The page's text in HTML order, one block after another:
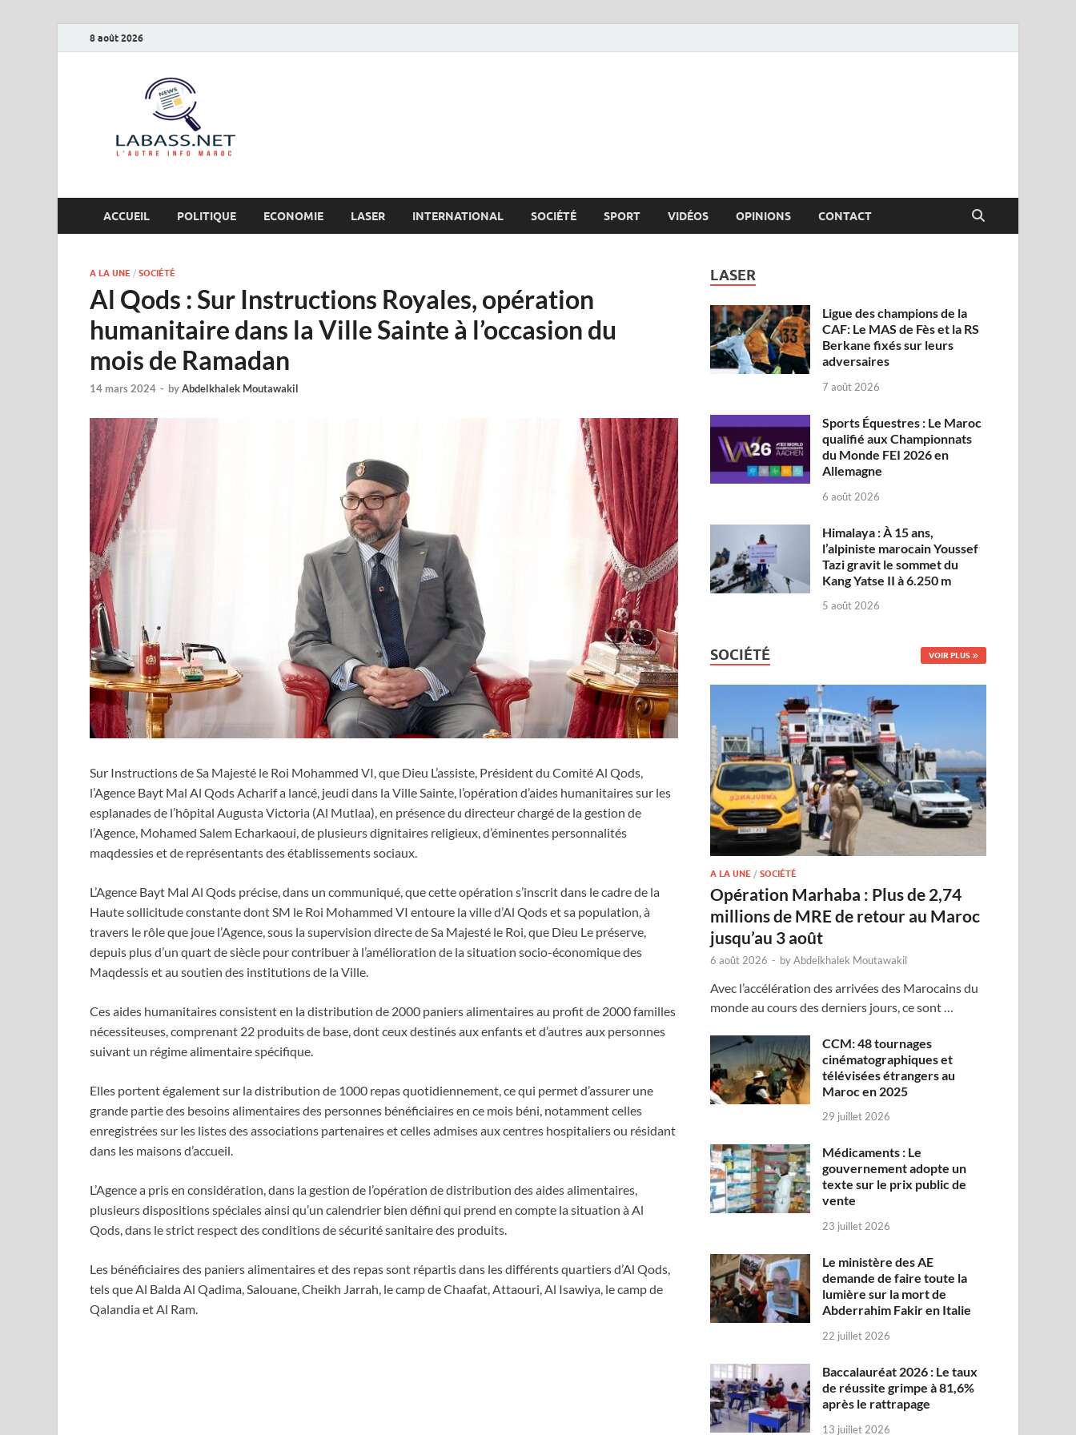
8 août 2026
ACCUEIL POLITIQUE ECONOMIE LASER INTERNATIONAL SOCIÉTÉ SPORT VIDÉOS OPINIONS CONTACT
A LA UNE / SOCIÉTÉ
Al Qods : Sur Instructions Royales, opération
humanitaire dans la Ville Sainte à l’occasion du
mois de Ramadan
14 mars 2024 - byAbdelkhalek Moutawakil
Sur Instructions de Sa Majesté le Roi Mohammed VI, que Dieu L’assiste, Président du Comité Al Qods,
l’Agence Bayt Mal Al Qods Acharif a lancé, jeudi dans la Ville Sainte, l’opération d’aides humanitaires sur les
esplanades de l’hôpital Augusta Victoria (Al Mutlaa), en présence du directeur chargé de la gestion de
l’Agence, Mohamed Salem Echarkaoui, de plusieurs dignitaires religieux, d’éminentes personnalités
maqdessies et de représentants des établissements sociaux.
L’Agence Bayt Mal Al Qods précise, dans un communiqué, que cette opération s’inscrit dans le cadre de la
Haute sollicitude constante dont SM le Roi Mohammed VI entoure la ville d’Al Qods et sa population, à
travers le rôle que joue l’Agence, sous la supervision directe de Sa Majesté le Roi, que Dieu Le préserve,
depuis plus d’un quart de siècle pour contribuer à l’amélioration de la situation socio-économique des
Maqdessis et au soutien des institutions de la Ville.
Ces aides humanitaires consistent en la distribution de 2000 paniers alimentaires au profit de 2000 familles
nécessiteuses, comprenant 22 produits de base, dont ceux destinés aux enfants et d’autres aux personnes
suivant un régime alimentaire spécifique.
Elles portent également sur la distribution de 1000 repas quotidiennement, ce qui permet d’assurer une
grande partie des besoins alimentaires des personnes bénéficiaires en ce mois béni, notamment celles
enregistrées sur les listes des associations partenaires et celles admises aux centres hospitaliers ou résidant
dans les maisons d’accueil.
L’Agence a pris en considération, dans la gestion de l’opération de distribution des aides alimentaires,
plusieurs dispositions spéciales ainsi qu’un calendrier bien défini qui prend en compte la situation à Al
Qods, dans le strict respect des conditions de sécurité sanitaire des produits.
Les bénéficiaires des paniers alimentaires et des repas sont répartis dans les différents quartiers d’Al Qods,
tels que Al Balda Al Qadima, Salouane, Cheikh Jarrah, le camp de Chaafat, Attaouri, Al Isawiya, le camp de
Qalandia et Al Ram.
LASER
Ligue des champions de la
CAF: Le MAS de Fès et la RS
Berkane fixés sur leurs
adversaires
7 août 2026
Sports Équestres : Le Maroc
qualifié aux Championnats
du Monde FEI 2026 en
Allemagne
6 août 2026
Himalaya : À 15 ans,
l’alpiniste marocain Youssef
Tazi gravit le sommet du
Kang Yatse II à 6.250 m
5 août 2026
SOCIÉTÉ VOIR PLUS
A LA UNE /SOCIÉTÉ
Opération Marhaba : Plus de 2,74
millions de MRE de retour au Maroc
jusqu’au 3 août
6 août 2026 - byAbdelkhalek Moutawakil
Avec l’accélération des arrivées des Marocains du
monde au cours des derniers jours, ce sont …
CCM: 48 tournages
cinématographiques et
télévisées étrangers au
Maroc en 2025
29 juillet 2026
Médicaments : Le
gouvernement adopte un
texte sur le prix public de
vente
23 juillet 2026
Le ministère des AE
demande de faire toute la
lumière sur la mort de
Abderrahim Fakir en Italie
22 juillet 2026
Baccalauréat 2026 : Le taux
de réussite grimpe à 81,6%
après le rattrapage
13 juillet 2026